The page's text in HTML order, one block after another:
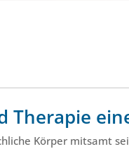
Therapie
Körper mitsamt